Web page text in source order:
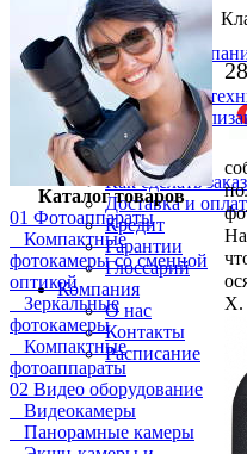
Аксессуары
Слухи
Новости
Услуги
Прокат
Выкуп и
Покупателям
Акции
Как сделать заказ
Доставка и
Кредит
Гарантии
Глоссарий
Компания
О нас
Контакты
Расписание
Каталог товаров
01 Фотоаппараты
Компактные
фотокамеры со сменной
оптикой
Зеркальные
фотокамеры
Компактные
фотоаппараты
02 Видео оборудование
Видеокамеры
Панорамные камеры
X.